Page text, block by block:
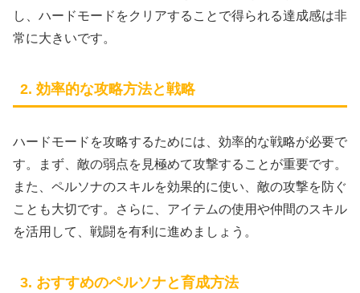
し、ハードモードをクリアすることで得られる達成感は非
常に大きいです。
2. 効率的な攻略方法と戦略
ハードモードを攻略するためには、効率的な戦略が必要で
す。まず、敵の弱点を見極めて攻撃することが重要です。
また、ペルソナのスキルを効果的に使い、敵の攻撃を防ぐ
ことも大切です。さらに、アイテムの使用や仲間のスキル
を活用して、戦闘を有利に進めましょう。
3. おすすめのペルソナと育成方法